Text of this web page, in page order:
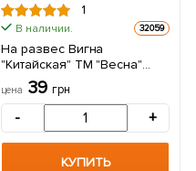
1
В наличии. 32059
На развес Вигна
"Китайская" ТМ "Весна"
цена за 4г
цена 39 грн
- +
КУПИТЬ